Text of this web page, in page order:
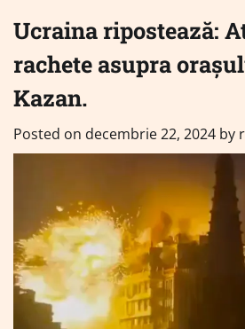
Ucraina ripostează:
rachete asupra
Kazan.
Posted on decembrie 22, 2024 by